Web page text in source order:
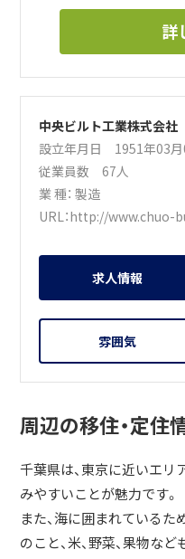
詳
中央ビルト工業株式会社
設立年月日 1951年03
従業員数 67人
業 種：製造
URL：http://www.chuo-
求人情報
雰囲気
周辺の移住・定住
千葉県は、東京に近いエリ
みやすいことが魅力です。
また、海に囲まれている
のこと、米、野菜、果物な